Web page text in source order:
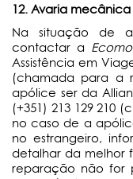
12. Avaria mecânica
Na situação de
contactar a
Assistência em
(chamada para a
apólice ser da
(+351) 213 129 210
no caso de a
no estrangeiro,
detalhar da melhor
reparação não for